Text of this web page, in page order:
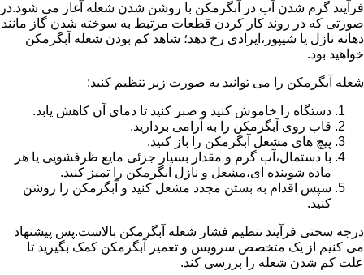
فرآیند گرم شدن آب در آبگرمکن با روشن شدن شعله آغاز می شود.در
صورتی که در روند کار کردن قطعات مرتبط به سوخته شدن گاز مانند
دهانه نازل یا شیپور،ایرادی رخ دهد؛ شاهد کم بودن شعله آبگرمکن
خواهید بود.
شعله آبگرمکن را می توانید به صورت زیر تنظیم کنید:
دستگاه را خاموش کنید و صبر کنید تا دمای آن کاهش یابد.
قاب روی آبگرمکن را به آرامی بردارید.
پیچ های مشعل آبگرمکن را باز کنید.
با دستمال،آب گرم و مقدار بسیار جزئی مایع ظرفشویی یا هر
ماده شوینده ای،مشعل و نازل آبگرمکن را تمیز کنید.
سپس اقدام به بستن مجدد مشعل کنید و آبگرمکن را روشن
کنید.
درجه سختی فرآیند تنظیم فشار شعله آبگرمکن بالاست.پس پیشنهاد
می کنیم از یک متخصص سرویس و تعمیر آبگرمکن کمک بگیرید تا
علت کم شدن شعله را بررسی کند.